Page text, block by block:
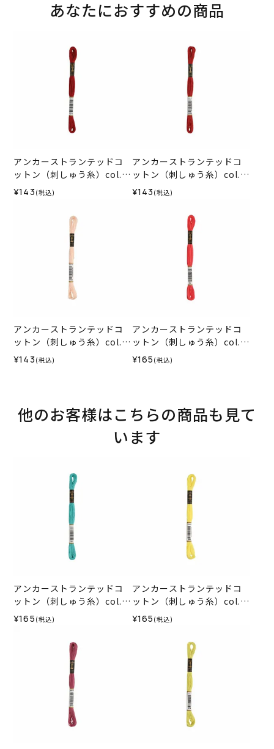
あなたにおすすめの商品
アンカーストランテッドコ
ットン（刺しゅう糸）col.1
015
¥143 (税込)
アンカーストランテッドコ
ットン（刺しゅう糸）col.1
014
¥143 (税込)
アンカーストランテッドコ
ットン（刺しゅう糸）col.1
012
¥143 (税込)
アンカーストランテッドコ
ットン（刺しゅう糸）col.0
035
¥165 (税込)
他のお客様はこちらの商品も見て
います
アンカーストランテッドコ
ットン（刺しゅう糸）col.0
187
¥165 (税込)
アンカーストランテッドコ
ットン（刺しゅう糸）col.0
288
¥165 (税込)